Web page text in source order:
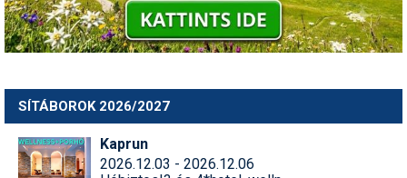
SÍTÁBOROK 2026/2027
Kaprun
2026.12.03 - 2026.12.06